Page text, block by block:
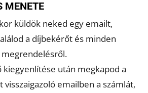
MENETE
küldök neked egy emailt,
a díjbekérőt és minden
kiegyenlítése után megkapod a
emailben a számlát,